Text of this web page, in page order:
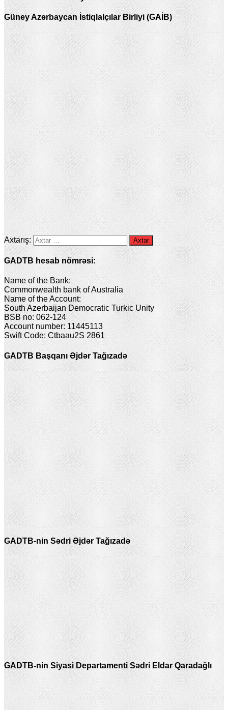
Güney Azərbaycan İstiqlalçılar Birliyi (GAİB)
Axtarış:
GADTB hesab nömrəsi:
Name of the Bank:
Commonwealth bank of Australia
Name of the Account:
South Azerbaijan Democratic Turkic Unity
BSB no: 062-124
Account number: 11445113
Swift Code: Ctbaau2S 2861
GADTB Başqanı Əjdər Tağızadə
GADTB-nin Sədri Əjdər Tağızadə
GADTB-nin Siyasi Departamenti Sədri Eldar Qaradağlı